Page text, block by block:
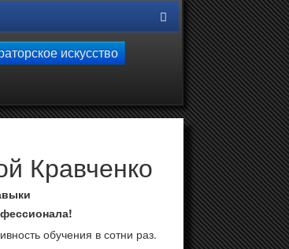
искусство
Кравченко
обучения в сотни раз.